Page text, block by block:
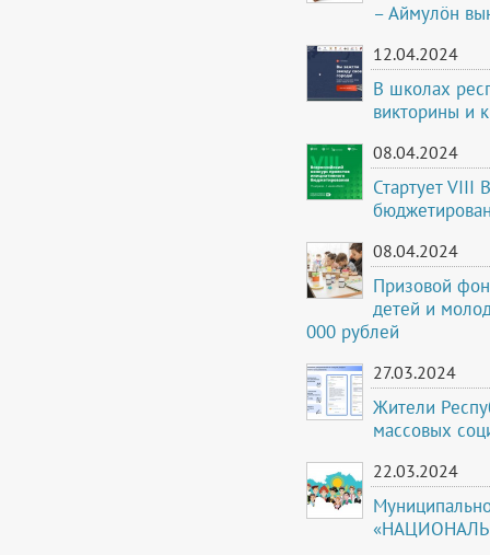
– Аймулöн
12.04.2024
В школах
викторины и
08.04.2024
Стартует VIII
08.04.2024
Призовой
детей и
000 рублей
27.03.2024
Жители
массовых
22.03.2024